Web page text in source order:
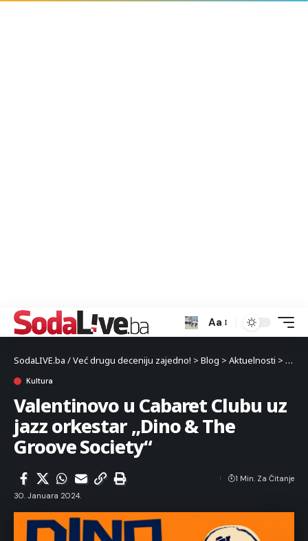
Aa
SodaLIVE.ba / Već drugu deceniju zajedno! > Blog > Aktuelnosti >
Kultura
Valentinovo u Cabaret Clubu uz
jazz orkestar „Dino & The
Groove Society“
30. Januara 2024.
1 Min. Za Čitanje